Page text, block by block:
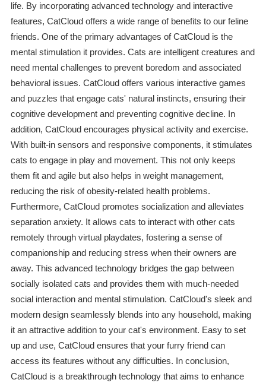
life. By incorporating advanced technology and interactive
features, CatCloud offers a wide range of benefits to our feline
friends. One of the primary advantages of CatCloud is the
mental stimulation it provides. Cats are intelligent creatures and
need mental challenges to prevent boredom and associated
behavioral issues. CatCloud offers various interactive games
and puzzles that engage cats' natural instincts, ensuring their
cognitive development and preventing cognitive decline. In
addition, CatCloud encourages physical activity and exercise.
With built-in sensors and responsive components, it stimulates
cats to engage in play and movement. This not only keeps
them fit and agile but also helps in weight management,
reducing the risk of obesity-related health problems.
Furthermore, CatCloud promotes socialization and alleviates
separation anxiety. It allows cats to interact with other cats
remotely through virtual playdates, fostering a sense of
companionship and reducing stress when their owners are
away. This advanced technology bridges the gap between
socially isolated cats and provides them with much-needed
social interaction and mental stimulation. CatCloud's sleek and
modern design seamlessly blends into any household, making
it an attractive addition to your cat's environment. Easy to set
up and use, CatCloud ensures that your furry friend can
access its features without any difficulties. In conclusion,
CatCloud is a breakthrough technology that aims to enhance